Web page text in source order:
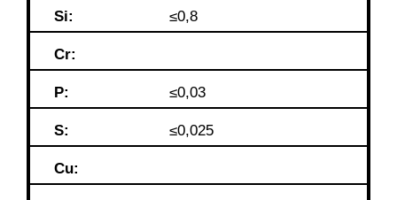
Si: ≤0,8
Cr:
P: ≤0,03
S: ≤0,025
Cu: